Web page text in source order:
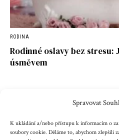
Spravovat
K ukládání a/nebo přístupu k informacím o
soubory cookie. Děláme to, abychom zlepšili
RODINA
Rodinné oslavy bez stresu:
úsměvem
Kontakt Reklama